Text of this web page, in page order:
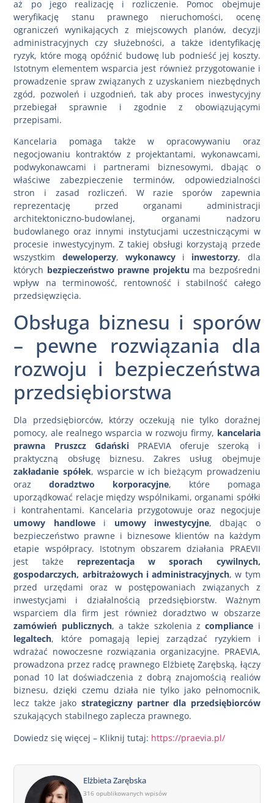
aż po jego realizację i rozliczenie. Pomoc obejmuje
weryfikację stanu prawnego nieruchomości, ocenę
ograniczeń wynikających z miejscowych planów, decyzji
administracyjnych czy służebności, a także identyfikację
ryzyk, które mogą opóźnić budowę lub podnieść jej koszty.
Istotnym elementem wsparcia jest również przygotowanie i
prowadzenie spraw związanych z uzyskaniem niezbędnych
zgód, pozwoleń i uzgodnień, tak aby proces inwestycyjny
przebiegał sprawnie i zgodnie z obowiązującymi
przepisami.
Kancelaria pomaga także w opracowywaniu oraz
negocjowaniu kontraktów z projektantami, wykonawcami,
podwykonawcami i partnerami biznesowymi, dbając o
właściwe zabezpieczenie terminów, odpowiedzialności
stron i zasad rozliczeń. W razie sporów zapewnia
reprezentację przed organami administracji
architektoniczno-budowlanej, organami nadzoru
budowlanego oraz innymi instytucjami uczestniczącymi w
procesie inwestycyjnym. Z takiej obsługi korzystają przede
wszystkim deweloperzy, wykonawcyi inwestorzy, dla
których bezpieczeństwo prawne projektu ma bezpośredni
wpływ na terminowość, rentowność i stabilność całego
przedsięwzięcia.
Obsługa biznesu i sporów
– pewne rozwiązania dla
rozwoju i bezpieczeństwa
przedsiębiorstwa
Dla przedsiębiorców, którzy oczekują nie tylko doraźnej
pomocy, ale realnego wsparcia w rozwoju firmy, kancelaria
prawna Pruszcz GdańskiPRAEVIA oferuje szeroką i
praktyczną obsługę biznesu. Zakres usług obejmuje
zakładanie spółek, wsparcie w ich bieżącym prowadzeniu
orazdoradztwo korporacyjne, które pomaga
uporządkować relacje między wspólnikami, organami spółki
i kontrahentami. Kancelaria przygotowuje oraz negocjuje
umowy handlowei umowy inwestycyjne, dbając o
bezpieczeństwo prawne i biznesowe klientów na każdym
etapie współpracy. Istotnym obszarem działania PRAEVII
jest także reprezentacja w sporach cywilnych,
gospodarczych, arbitrażowych i administracyjnych, w tym
przed urzędami oraz w postępowaniach związanych z
inwestycjami i działalnością przedsiębiorstw. Ważnym
wsparciem dla firm jest również doradztwo w obszarze
zamówień publicznych, a także szkolenia zcompliance i
legaltech, które pomagają lepiej zarządzać ryzykiem i
wdrażać nowoczesne rozwiązania organizacyjne. PRAEVIA,
prowadzona przez radcę prawnego Elżbietę Zarębską, łączy
ponad 10 lat doświadczenia z dobrą znajomością realiów
biznesu, dzięki czemu działa nie tylko jako pełnomocnik,
lecz także jako strategiczny partner dla przedsiębiorców
szukających stabilnego zaplecza prawnego.
Dowiedz się więcej – Kliknij tutaj: https://praevia.pl/
Elżbieta Zarębska
316 opublikowanych wpisów